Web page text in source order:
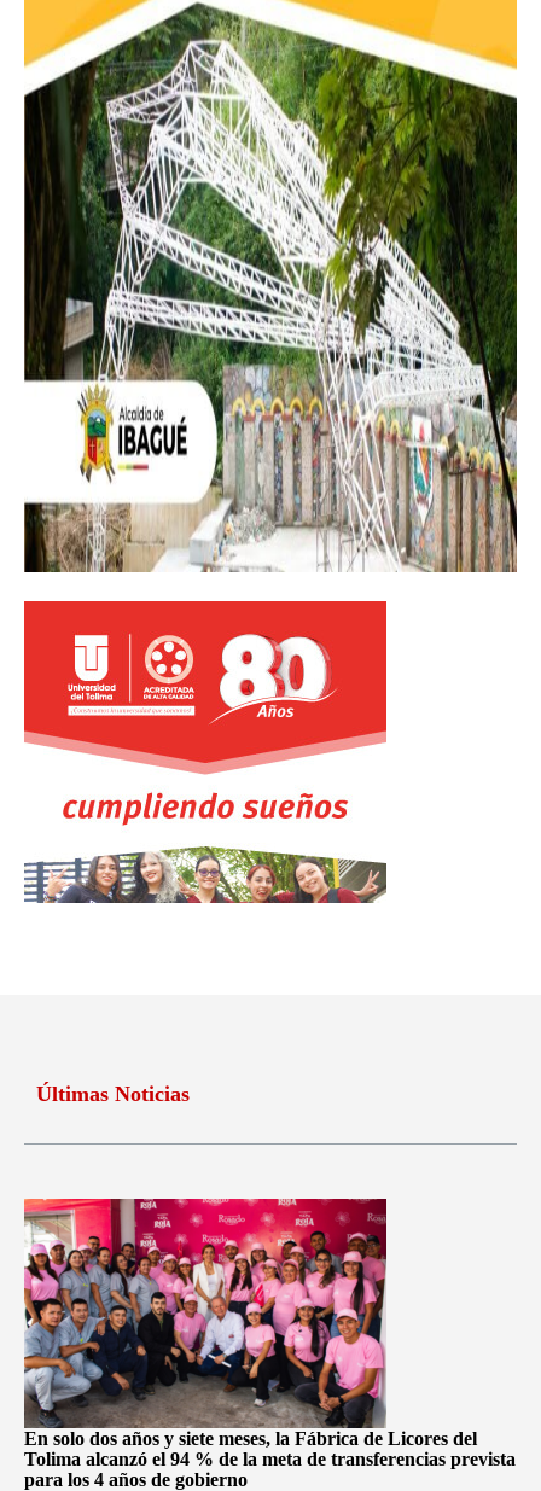
Últimas Noticias
En solo dos años y siete meses, la Fábrica de Licores del
Tolima alcanzó el 94 % de la meta de transferencias prevista
para los 4 años de gobierno